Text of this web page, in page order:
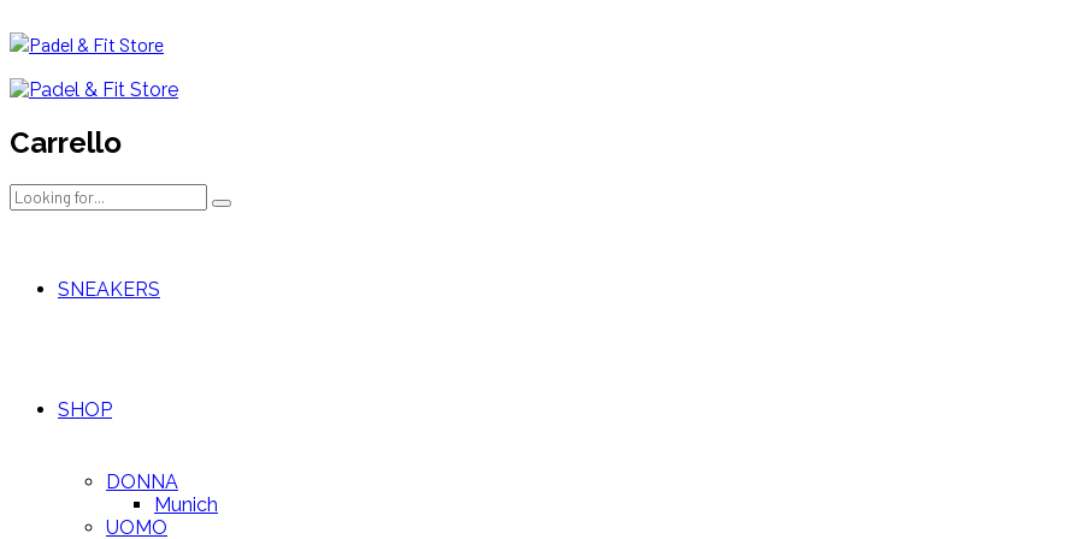
Carrello
SNEAKERS
SHOP
DONNA
Munich
UOMO